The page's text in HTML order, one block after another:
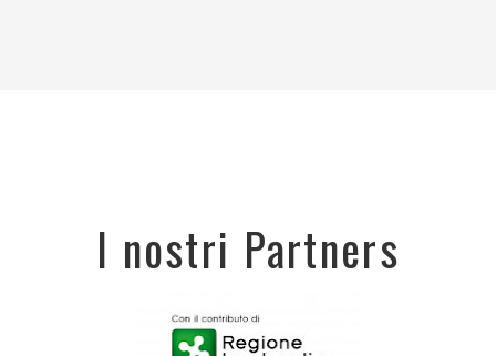
I nostri Partners